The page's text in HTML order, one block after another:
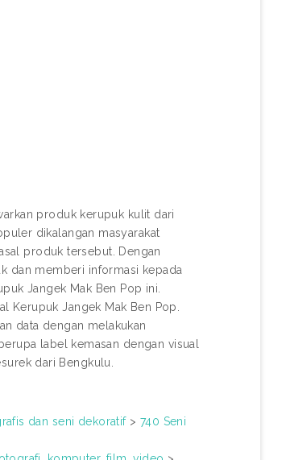
produk kerupuk kulit dari
dikalangan masyarakat
produk tersebut. Dengan
dan memberi informasi kepada
Jangek Mak Ben Pop ini.
Kerupuk Jangek Mak Ben Pop.
data dengan melakukan
label kemasan dengan visual
dari Bengkulu.
dan seni dekoratif> 740 Seni